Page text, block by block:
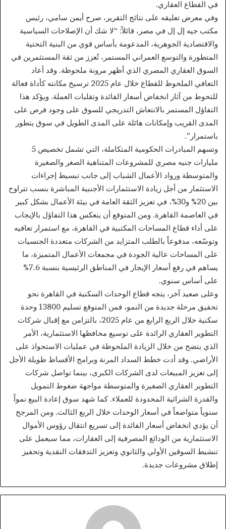
في القطاع العقاري.
وفي معرض تعليقه على نتائج التقرير، صرح أيمن سامي، رئيس
مكتب جيه إل إل في مصر، قائلاً: “لا شك أن الإصلاحات السياسية
والاقتصادية الجوهرية، المدعومة بأساس قوي من البنية التحتية
المتطورة والتوسع العمراني المستمر، تُعزز من ثقة المستثمرين في
السوق العقاري المصري الذي أظهر مرونة ملحوظة. وقد أعاد
التعافي الملحوظ للقطاع خلال عام 2025 ترسيخ مكانته كأداة فعالة
للتحوط من آثار انخفاض أسعار الفائدة وتقلبات العملة. ويؤكد هذا
التفاؤل المستمر بالانتعاش التدريجي للسوق على وجود فرص على
المدى القريب وإمكانات هائلة على المدى الطويل في سوق يتطور
باستمرار”.
وتسهم المبادرات الحكومية المتكاملة، التي تشمل تخصيص 5
مليارات جنيه مصري للمشروعات المتناهية الصغر والصغيرة
والمتوسطة ورواد الأعمال الشباب إلى جانب تبسيط إجراءات
الاستثمار من أجل زيادة الاستثمارات الأجنبية المباشرة بنسب تتراوح
بين 20% و30%، في تعزيز الثقة العامة في بيئة الأعمال بشكل كبير
في العاصمة القاهرة. ومن المتوقع أن ينعكس هذا التفاؤل بالإيجاب
على أداء قطاع المساحات المكتبية في القاهرة، مع استمرار تعافيه
وتوسّعه، مدفوعاً بالطلب المتزايد من الشركات متعددة الجنسيات
على المساحات عالية الجودة في مجمعات الأعمال المتميزة، ما
يساهم في رفع أسعار الإيجار في المناطق الرئيسية بنسبة 7.6%
على أساس سنوي.
وعلى صعيد آخر، يتجه قطاع الوحدات السكنية في القاهرة نحو
تحقيق مرحلة جديدة من النمو، فمن المتوقع تسليم 13800 وحدة
سكنية خلال الربع الرابع من عام 2025، بالتزامن مع إقبال شركات
التطوير العقاري الرائدة على توسيع محافظها الاستثمارية، الأمر
الذي يتضح من خلال الزيادة الملحوظة في عمليات الاستحواذ على
الأراضي. وقد أدت خطط السداد المرنة وبرامج الأقساط طويلة الأجل
إلى تعزيز المبيعات لدى الشركات الكبرى، بينما تواصل شركات
التطوير العقاري الصغيرة والمتوسطة مواجهة ضغوط التمويل
والقدرة الشرائية المحدودة للعملاء. كما شهد سوق إعادة البيع نمواً
سنوياً متواضعاً في أسعار الوحدات خلال الربع الثالث. ومن المرجح
أن يؤدي انخفاض أسعار الفائدة إلى تسريع انتقال رؤوس الأموال
الاستثمارية من الودائع المصرفية إلى العقارات، مما سيعمل على
تنشيط السوقين الأولي والثانوي وتعزيز التدفقات النقدية وتحفيز
إطلاق مشروعات جديدة.